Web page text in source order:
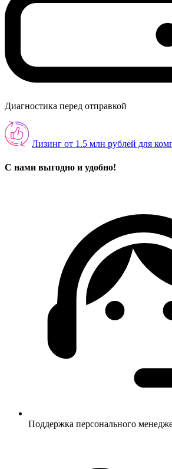
Диагностика перед отправкой
Лизинг от 1.5 млн рублей для
С нами выгодно и удобно!
Поддержка персонального